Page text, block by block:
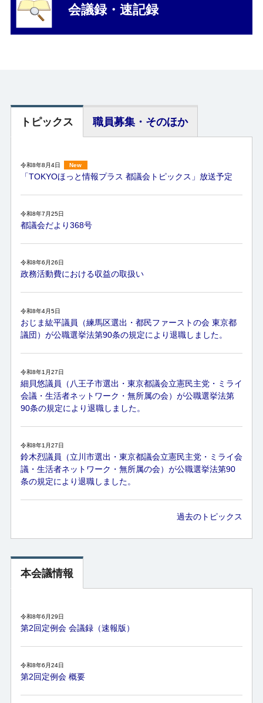
会議録・速記録
トピックス 職員募集・そのほか
令和8年8月4日 New
「TOKYOほっと情報プラス 都議会トピックス」放送予定
令和8年7月25日
都議会だより368号
令和8年6月26日
政務活動費における収益の取扱い
令和8年4月5日
おじま紘平議員（練馬区選出・都民ファーストの会 東京都
議団）が公職選挙法第90条の規定により退職しました。
令和8年1月27日
細貝悠議員（八王子市選出・東京都議会立憲民主党・ミライ
会議・生活者ネットワーク・無所属の会）が公職選挙法第
90条の規定により退職しました。
令和8年1月27日
鈴木烈議員（立川市選出・東京都議会立憲民主党・ミライ会
議・生活者ネットワーク・無所属の会）が公職選挙法第90
条の規定により退職しました。
過去のトピックス
本会議情報
令和8年6月29日
第2回定例会 会議録（速報版）
令和8年6月24日
第2回定例会 概要